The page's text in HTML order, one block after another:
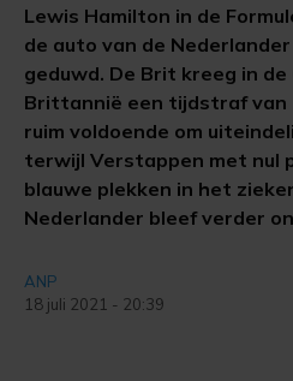
Lewis Hamilton in de
de auto van de
geduwd. De Brit kreeg in
Brittannië een tijdstraf van
ruim voldoende om
terwijl Verstappen met nul
blauwe plekken in het
Nederlander bleef verder
ANP
18 juli 2021 - 20:39